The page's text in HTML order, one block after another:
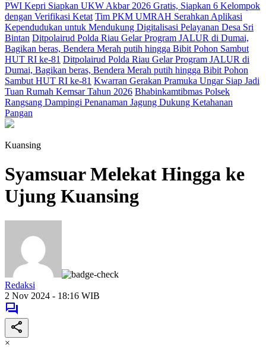
PWI Kepri Siapkan UKW Akbar 2026 Gratis, Siapkan 6 Kelompok
dengan Verifikasi Ketat Tim PKM UMRAH Serahkan Aplikasi
Kependudukan untuk Mendukung Digitalisasi Pelayanan Desa Sri
Bintan Ditpolairud Polda Riau Gelar Program JALUR di Dumai,
Bagikan beras, Bendera Merah putih hingga Bibit Pohon Sambut
HUT RI ke-81 Ditpolairud Polda Riau Gelar Program JALUR di
Dumai, Bagikan beras, Bendera Merah putih hingga Bibit Pohon
Sambut HUT RI ke-81 Kwarran Gerakan Pramuka Ungar Siap Jadi
Tuan Rumah Kemsar Tahun 2026 Bhabinkamtibmas Polsek
Rangsang Dampingi Penanaman Jagung Dukung Ketahanan
Pangan
Kuansing
Syamsuar Melekat Hingga ke
Ujung Kuansing
Redaksi
2 Nov 2024 - 18:16 WIB
×